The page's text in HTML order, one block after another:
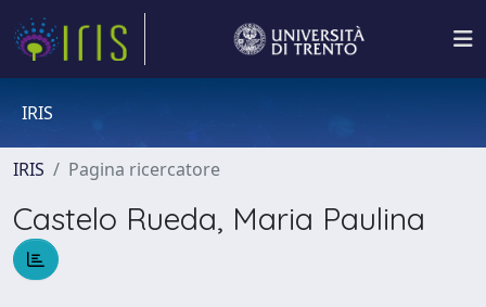
IRIS
IRIS Pagina ricercatore
Castelo Rueda, Maria Paulina